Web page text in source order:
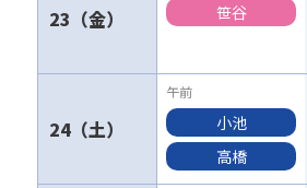
23 笹谷
24
小池
高橋